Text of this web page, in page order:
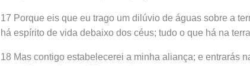
17 Porque eis que eu trago um dilúvio de águas sobre a
há espírito de vida debaixo dos céus; tudo o que há na
18 Mas contigo estabelecerei a minha aliança; e entrarás